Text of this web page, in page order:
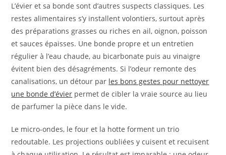
L’évier et sa bonde sont d’autres suspects classiques. Les
restes alimentaires s’y installent volontiers, surtout après
des préparations grasses ou riches en ail, oignon, poisson
et sauces épaisses. Une bonde propre et un entretien
régulier à l’eau chaude, au bicarbonate puis au vinaigre
évitent bien des désagréments. Si l’odeur remonte des
canalisations, un détour par les bons gestes pour nettoyer
une bonde d’évier permet de cibler la vraie source au lieu
de parfumer la pièce dans le vide.
Le micro-ondes, le four et la hotte forment un trio
redoutable. Les projections oubliées y cuisent et recuisent